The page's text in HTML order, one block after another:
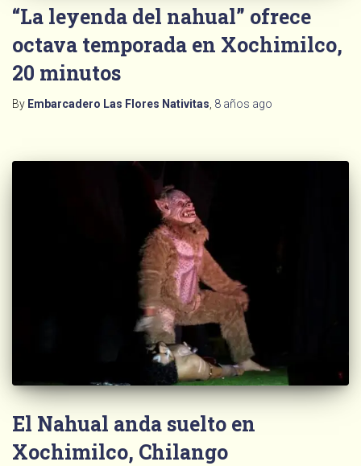
“La leyenda del nahual” ofrece
octava temporada en Xochimilco,
20 minutos
By Embarcadero Las Flores Nativitas 8 años ago
El Nahual anda suelto en
Xochimilco, Chilango